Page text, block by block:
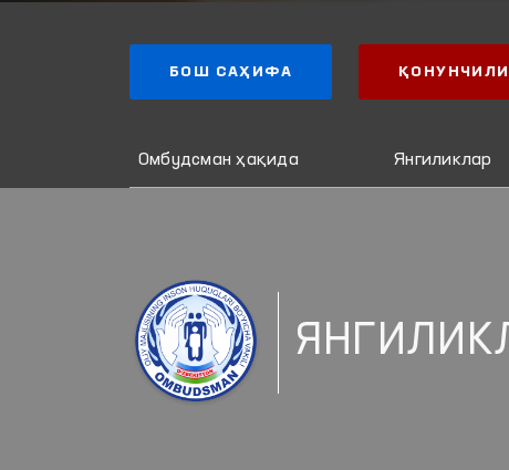
БОШ САҲИФА
Омбудсман ҳақида Янгиликлар